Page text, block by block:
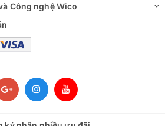
Bên trong: Thép không gỉ
Bên ngoài: Thép sơn tĩnh điện
kệ thép không gỉ đục lỗ có thể điều
x 505 x 610 mm
Công nghệ Wico